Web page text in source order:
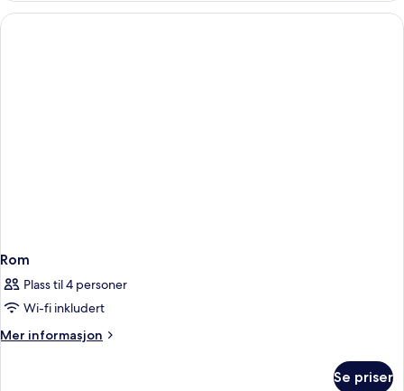
Rom
Plass til 4 personer
Wi-fi inkludert
Mer informasjon
Mer
Se priser